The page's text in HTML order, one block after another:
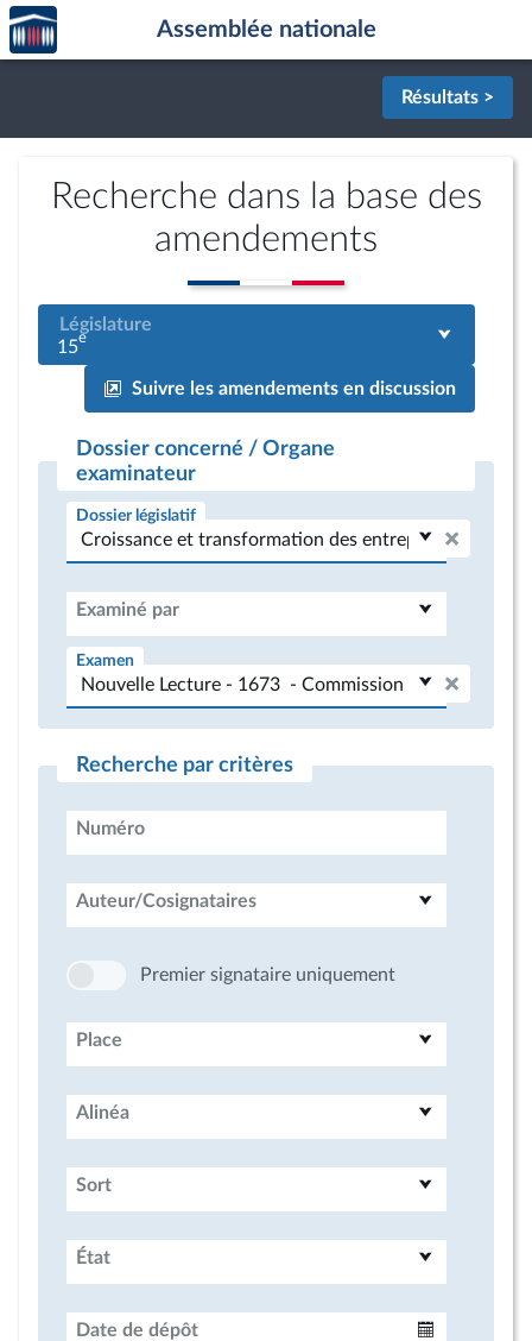
Aller au contenu
Aller en bas de la page
Accèder
à la
page
Assemblée nationale
Résultats >
Recherche dans la base des
amendements
Législature
15e
Suivre les amendements en discussion
Dossier concerné / Organe
examinateur
Dossier législatif
Examiné par
Examen
Recherche par critères
Numéro
Auteur/Cosignataires
Premier signataire uniquement
Place
Alinéa
Sort
État
Date de dépôt